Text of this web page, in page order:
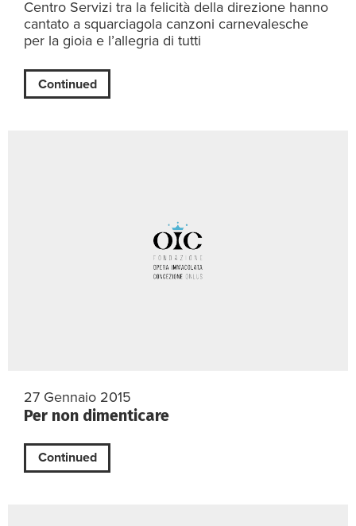
Centro Servizi tra la felicità della direzione hanno
cantato a squarciagola canzoni carnevalesche
per la gioia e l’allegria di tutti
Continued
27 Gennaio 2015
Per non dimenticare
Continued